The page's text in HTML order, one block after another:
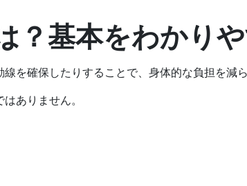
？基本をわかり
を確保したりすることで、身体的な負担を減
ありません。